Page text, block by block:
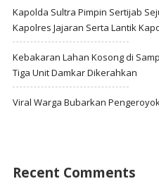
Kapolda Sultra Pimpin Sertijab
Kapolres Jajaran Serta Lantik
Kebakaran Lahan Kosong di
Tiga Unit Damkar Dikerahkan
Viral Warga Bubarkan
Recent Comments